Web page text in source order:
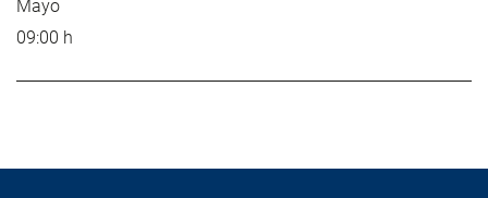
Mayo
09:00 h